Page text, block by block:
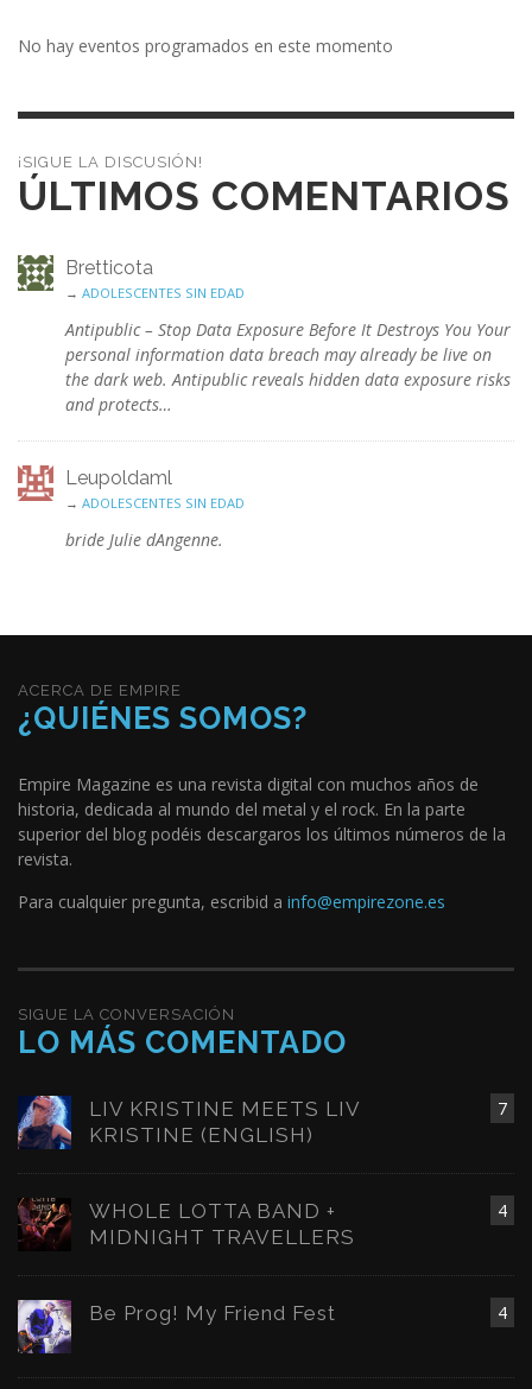
No hay eventos programados en este momento
¡SIGUE LA DISCUSIÓN!
ÚLTIMOS COMENTARIOS
Bretticota
→ ADOLESCENTES SIN EDAD
Antipublic – Stop Data Exposure Before It Destroys You Your
personal information data breach may already be live on
the dark web. Antipublic reveals hidden data exposure risks
and protects…
Leupoldaml
→ ADOLESCENTES SIN EDAD
bride Julie dAngenne.
ACERCA DE EMPIRE
¿QUIÉNES SOMOS?
Empire Magazine es una revista digital con muchos años de
historia, dedicada al mundo del metal y el rock. En la parte
superior del blog podéis descargaros los últimos números de la
revista.
Para cualquier pregunta, escribid a info@empirezone.es
SIGUE LA CONVERSACIÓN
LO MÁS COMENTADO
7
LIV KRISTINE MEETS LIV
KRISTINE (ENGLISH)
4
WHOLE LOTTA BAND +
MIDNIGHT TRAVELLERS
4
Be Prog! My Friend Fest